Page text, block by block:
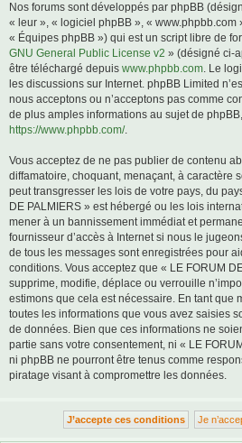
Nos forums sont développés par phpBB
« leur », « logiciel phpBB », « www.phpbb.com
« Équipes phpBB ») qui est un script libre de
GNU General Public License v2 » (désigné ci-
être téléchargé depuis www.phpbb.com. Le
les discussions sur Internet. phpBB Limited
nous acceptons ou n’acceptons pas comme
de plus amples informations au sujet de
https://www.phpbb.com/.
Vous acceptez de ne pas publier de contenu
diffamatoire, choquant, menaçant, à caractère
peut transgresser les lois de votre pays, du
DE PALMIERS » est hébergé ou les lois
mener à un bannissement immédiat et
fournisseur d’accès à Internet si nous le
de tous les messages sont enregistrées pour
conditions. Vous acceptez que « LE FORUM
supprime, modifie, déplace ou verrouille
estimons que cela est nécessaire. En tant que
toutes les informations que vous avez saisies
de données. Bien que ces informations ne
partie sans votre consentement, ni « LE
ni phpBB ne pourront être tenus comme
piratage visant à compromettre les données.